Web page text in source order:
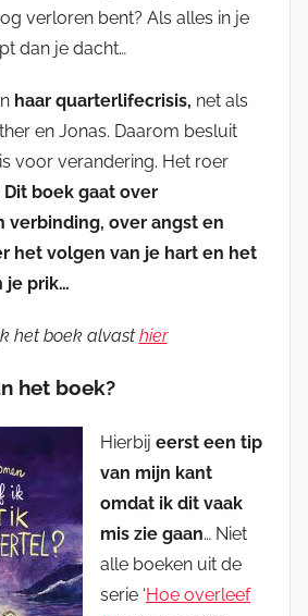
verloren bent? Als alles in je
dan je dacht…
haar quarterlifecrisis, net als
en Jonas. Daarom besluit
voor verandering. Het roer
Dit boek gaat over
verbinding, over angst en
het volgen van je hart en het
je prik…
het boek alvast hier
het boek?
Hierbij eerst een tip
van mijn kant
omdat ik dit vaak
mis zie gaan… Niet
alle boeken uit de
serie ‘Hoe overleef